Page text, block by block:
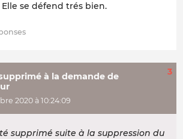
Elle se défend trés bien.
à la demande de
2020 à 10:24:09
3
supprimé suite à la suppression du